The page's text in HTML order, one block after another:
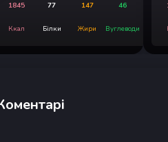
1845
Ккал
77
Білки
147
Жири
46
Вуглеводи